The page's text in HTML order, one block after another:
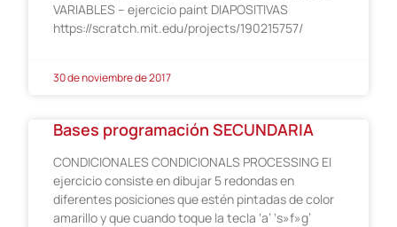
VARIABLES – ejercicio paint DIAPOSITIVAS
https://scratch.mit.edu/projects/190215757/
30 de noviembre de 2017
Bases programación SECUNDARIA
CONDICIONALES CONDICIONALS PROCESSING El
ejercicio consiste en dibujar 5 redondas en
diferentes posiciones que estén pintadas de color
amarillo y que cuando toque la tecla ‘a’ ‘s»f»g’